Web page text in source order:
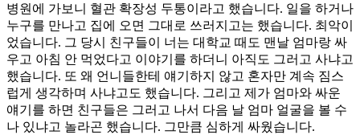
병원에 가보니 혈관 확장성 두통이라고 했습니다. 일을 하거나
누구를 만나고 집에 오면 그대로 쓰러지고는 했습니다. 최악이
었습니다. 그 당시 친구들이 너는 대학교 때도 맨날 엄마랑 싸
우고 아침 안 먹었다고 이야기를 하더니 아직도 그러고 사냐고
했습니다. 또 왜 언니들한테 얘기하지 않고 혼자만 계속 짐스
럽게 생각하며 사냐고도 했습니다. 그리고 제가 엄마와 싸운
얘기를 하면 친구들은 그러고 나서 다음 날 엄마 얼굴을 볼 수
나 있냐고 놀라곤 했습니다. 그만큼 심하게 싸웠습니다.